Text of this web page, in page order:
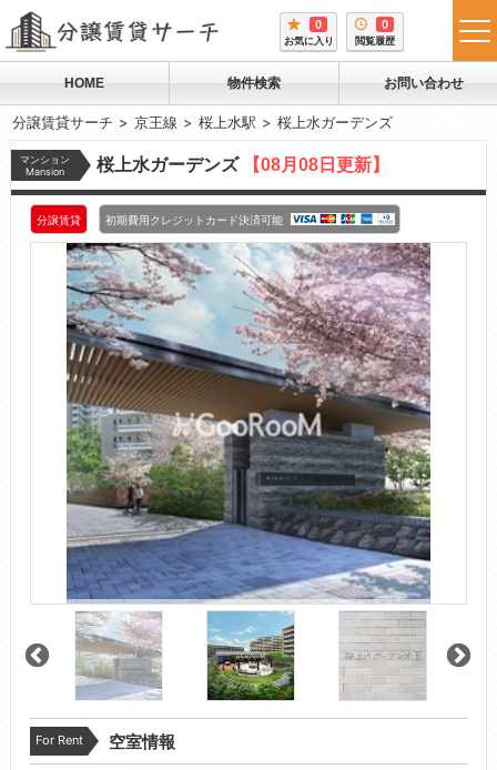
0
お気に入り
0
閲覧履歴
HOME 物件検索 お問い合わせ
分譲賃貸サーチ 京王線 桜上水駅 桜上水ガーデンズ
マンション
Mansion
桜上水ガーデンズ 【08月08日更新】
分譲賃貸 初期費用クレジットカード決済可能
For Rent 空室情報